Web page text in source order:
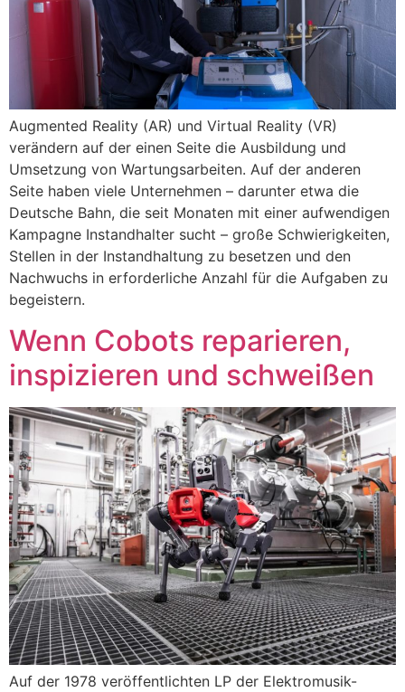
Augmented Reality (AR) und Virtual Reality (VR)
verändern auf der einen Seite die Ausbildung und
Umsetzung von Wartungsarbeiten. Auf der anderen
Seite haben viele Unternehmen – darunter etwa die
Deutsche Bahn, die seit Monaten mit einer aufwendigen
Kampagne Instandhalter sucht – große Schwierigkeiten,
Stellen in der Instandhaltung zu besetzen und den
Nachwuchs in erforderliche Anzahl für die Aufgaben zu
begeistern.
Wenn Cobots reparieren,
inspizieren und schweißen
Auf der 1978 veröffentlichten LP der Elektromusik-